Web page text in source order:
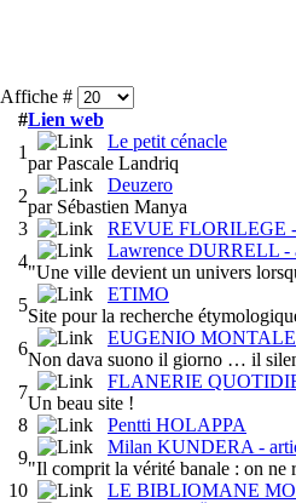
Affiche #
#Lien web
1
Le petit cénacle
par Pascale Landriq
2
Deuzero
par Sébastien Manya
3
REVUE FLORILEGE
4
Lawrence DURRELL -
"Une ville devient un univers
5
ETIMO
Site pour la recherche
6
EUGENIO MONTALE
Non dava suono il giorno … il
7
FLANERIE
Un beau site !
8
Pentti HOLAPPA
9
Milan KUNDERA -
"Il comprit la vérité banale : on ne
10
LE BIBLIOMANE